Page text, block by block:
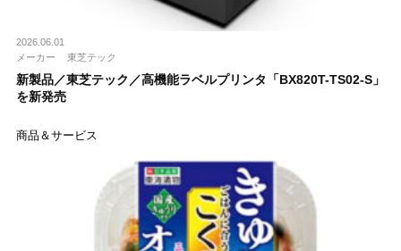
2026.06.01
メーカー
東芝テック
新製品／東芝テック／高機能ラベルプリンタ「BX820T-TS02-S」
を新発売
商品＆サービス